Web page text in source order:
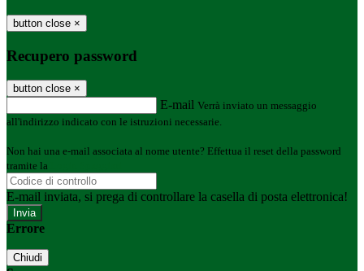
button close ×
Recupero password
button close ×
E-mail Verrà inviato un messaggio
all'indirizzo indicato con le istruzioni necessarie.
Non hai una e-mail associata al nome utente? Effettua il reset della password
tramite la
E-mail inviata, si prega di controllare la casella di posta elettronica!
Errore
Chiudi